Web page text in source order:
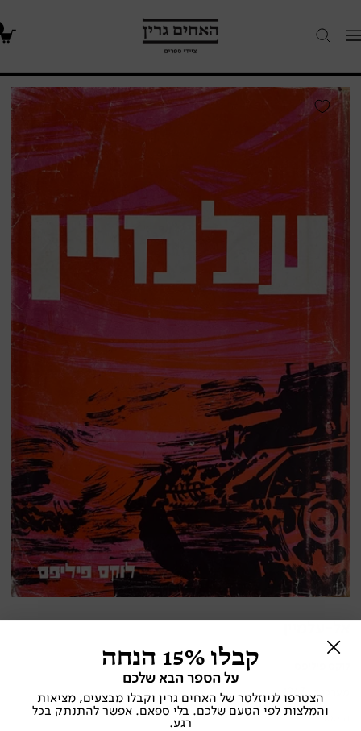
Navigation
האחים
גרין
ספרים
מערכות , 1967
היסטוריה
אל-עלמיין
קבלו 15% הנחה
על הספר הבא שלכם
הצטרפו לניוזלטר של האחים גרין וקבלו מבצעים, מציאות
והמלצות לפי הטעם שלכם. בלי ספאם. אפשר להתנתק בכל
רגע.